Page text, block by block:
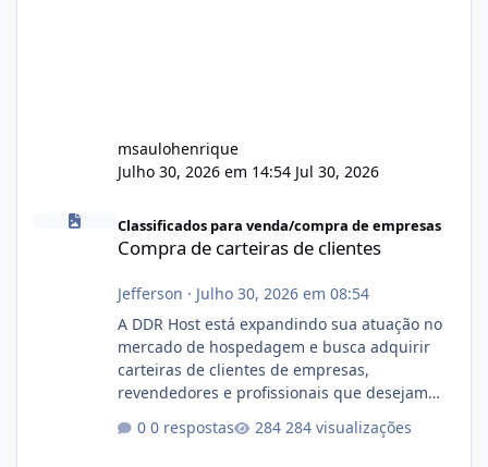
msaulohenrique
Julho 30, 2026 em 14:54 Jul 30, 2026
Compra de carteiras de clientes
Classificados para venda/compra de empresas
Compra de carteiras de clientes
Jefferson · Julho 30, 2026 em 08:54
A DDR Host está expandindo sua atuação no
mercado de hospedagem e busca adquirir
carteiras de clientes de empresas,
revendedores e profissionais que desejam
operação. Se você possui clientes ativos de
0 respostas 284 visualizações